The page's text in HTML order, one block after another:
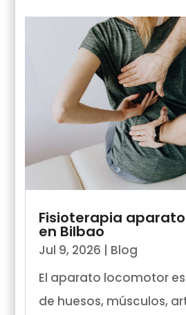
Fisioterapia
en Bilbao
Jul 9, 2026 | Blog
El aparato locomotor
de huesos, músculos,